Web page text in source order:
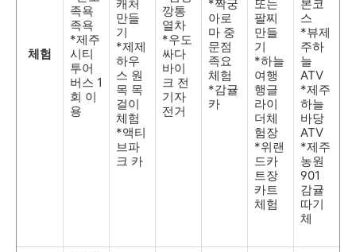
체험
족욕
족욕
*제주
시티
투어
버스 1
회 이
용
캐처
만들
기
*제제
하우
스 원
목 목
걸이
체험
*액티
브파
크 카
깡통
열차
*우도
싸다
바이
크 전
기자
전거
*짝궁
아로
마 중
문점
족요
체험
*감귤
카
또는
팔찌
만들
기
*하늘
여행
행글
라이
더체
험장
*위랜
드카
트장
카트
체험
본코
스
*뷰제
주하
늘
ATV
*제주
하늘
바당
ATV
*제주
농원
901
감귤
따기
체